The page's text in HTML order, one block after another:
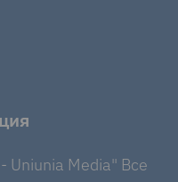
Uniunia Media" Все